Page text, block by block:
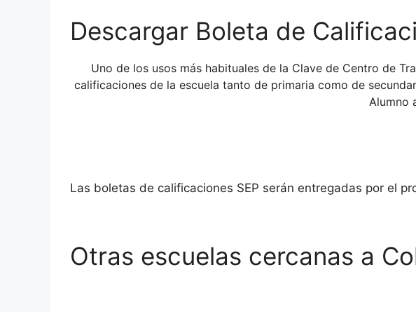
Descargar Boleta de
Uno de los usos más habituales de la Clave de Centro de
calificaciones de la escuela tanto de primaria como de
Alumno
Las boletas de calificaciones SEP serán entregadas por el
Otras escuelas cercanas a